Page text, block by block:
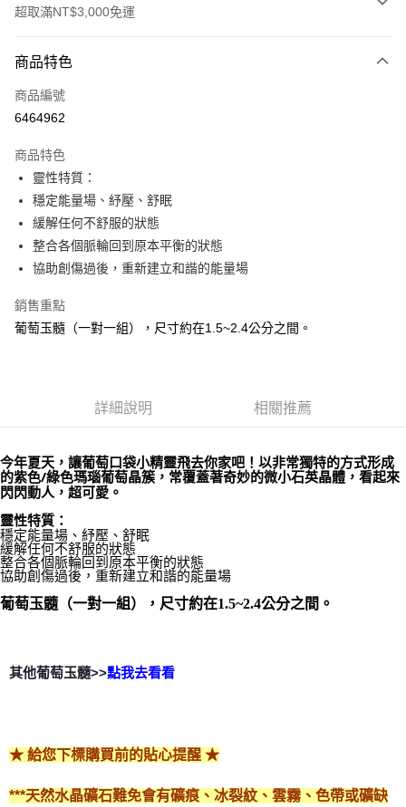
超取滿NT$3,000免運
信用卡一次付款
超商取貨付款
Apple Pay
街口支付
悠遊付
ATM付款
賣家宅配幫您送（台灣）
每筆NT$80，滿NT$3,000(含以上)免運費
郵局幫你送（離島）
每筆NT$80，滿NT$3,000(含以上)免運費
付款後門市自取
免運費
商品特色
商品編號
6464962
商品特色
靈性特質：
穩定能量場、紓壓、舒眠
緩解任何不舒服的狀態
整合各個脈輪回到原本平衡的狀態
協助創傷過後，重新建立和諧的能量場
銷售重點
葡萄玉髓（一對一組），尺寸約在1.5~2.4公分之間。
詳細說明 相關推薦
今年夏天，讓葡萄口袋小精靈飛去你家吧！以非常獨特的方式形成
的紫色/綠色瑪瑙葡萄晶簇，常覆蓋著奇妙的微小石英晶體，看起來
閃閃動人，超可愛。
靈性特質：
穩定能量場、紓壓、舒眠
緩解任何不舒服的狀態
整合各個脈輪回到原本平衡的狀態
協助創傷過後，重新建立和諧的能量場
葡萄玉髓（一對一組），尺寸約在1.5~2.4公分之間。
其他葡萄玉髓>>點我去看看
★ 給您下標購買前的貼心提醒 ★
***天然水晶礦石難免會有礦痕、冰裂紋、雲霧、色帶或礦缺